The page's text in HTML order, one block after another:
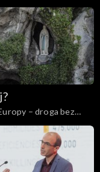
– droga bez